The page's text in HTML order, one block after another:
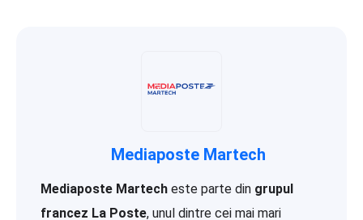
Mediaposte Martech
Mediaposte Martech este parte din grupul
francez La Poste, unul dintre cei mai mari